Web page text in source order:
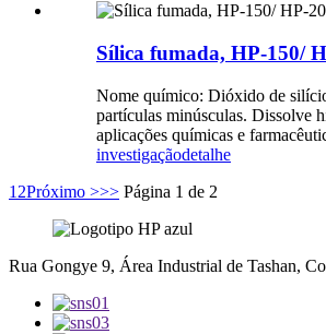
Sílica fumada, HP-150/
Nome químico: Dióxido de
partículas minúsculas. Dissolve
aplicações químicas e
investigaçãodetalhe
1 2Próximo >>> Página 1 de 2
Rua Gongye 9, Área Industrial de Tashan,